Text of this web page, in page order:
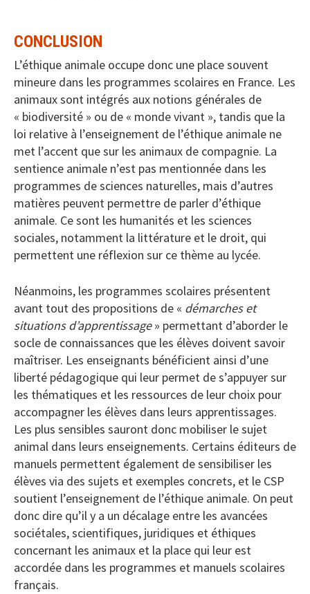
CONCLUSION
L’éthique animale occupe donc une place souvent
mineure dans les programmes scolaires en France. Les
animaux sont intégrés aux notions générales de
« biodiversité » ou de « monde vivant », tandis que la
loi relative à l’enseignement de l’éthique animale ne
met l’accent que sur les animaux de compagnie. La
sentience animale n’est pas mentionnée dans les
programmes de sciences naturelles, mais d’autres
matières peuvent permettre de parler d’éthique
animale. Ce sont les humanités et les sciences
sociales, notamment la littérature et le droit, qui
permettent une réflexion sur ce thème au lycée.
Néanmoins, les programmes scolaires présentent
avant tout des propositions de « démarches et
situations d’apprentissage» permettant d’aborder le
socle de connaissances que les élèves doivent savoir
maîtriser. Les enseignants bénéficient ainsi d’une
liberté pédagogique qui leur permet de s’appuyer sur
les thématiques et les ressources de leur choix pour
accompagner les élèves dans leurs apprentissages.
Les plus sensibles sauront donc mobiliser le sujet
animal dans leurs enseignements. Certains éditeurs de
manuels permettent également de sensibiliser les
élèves via des sujets et exemples concrets, et le CSP
soutient l’enseignement de l’éthique animale. On peut
donc dire qu’il y a un décalage entre les avancées
sociétales, scientifiques, juridiques et éthiques
concernant les animaux et la place qui leur est
accordée dans les programmes et manuels scolaires
français.